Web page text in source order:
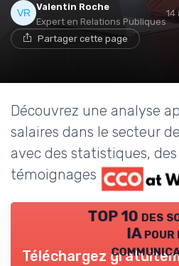
Valentin Roche
Expert en Relations Publiques
14
Partager cette page
Découvrez une analyse
salaires dans le secteur
avec des statistiques,
témoignages d'experts.
TOP 10 des
IA pour
Téléchargez